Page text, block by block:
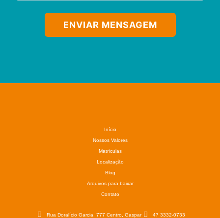
ENVIAR MENSAGEM
Início
Nossos Valores
Matrículas
Localização
Blog
Arquivos para baixar
Contato
Rua Doralício Garcia, 777 Centro, Gaspar
47 3332-0733